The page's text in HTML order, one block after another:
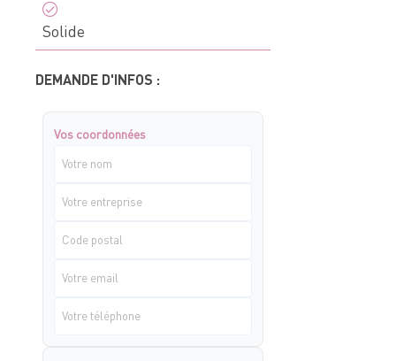
Références clients
Témoignages
Nos engagements
Support & SAV
Solide
DEMANDE D'INFOS :
Vos coordonnées